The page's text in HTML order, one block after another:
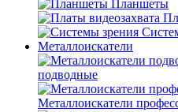
Планшеты
Металлоискатели
подводные
Металлоискатели